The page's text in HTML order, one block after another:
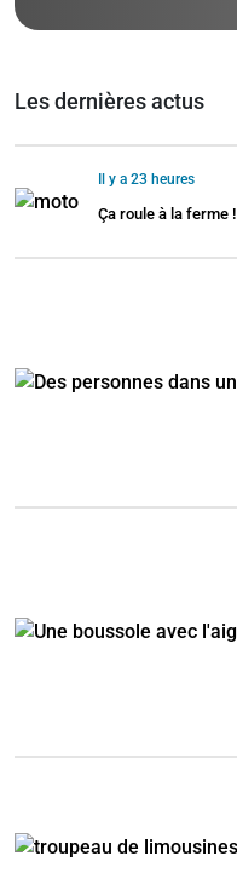
Les dernières actus
Il y a 23 heures
Ça roule à la ferme !